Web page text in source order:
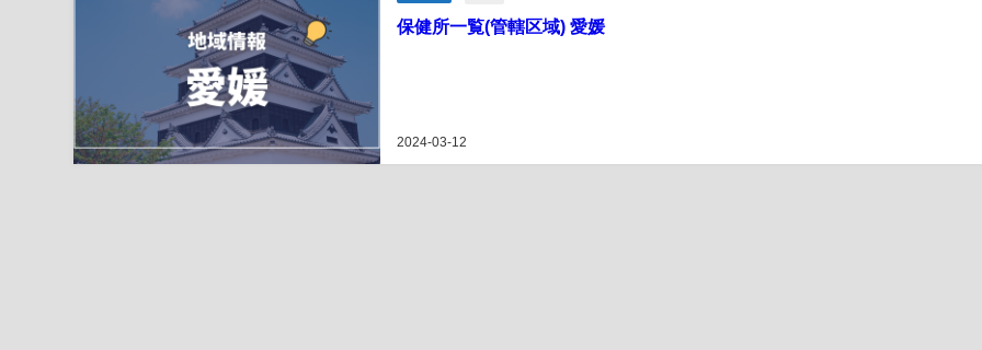
保健所一覧(管轄区域) 愛媛
2024-03-12